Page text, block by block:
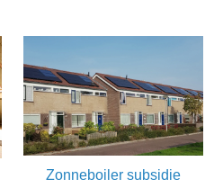
Zonneboiler subsidie